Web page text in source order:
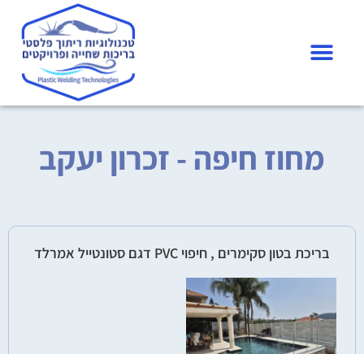
מחוז חיפה - זכרון יעקב
בריכת בטון סקימרים , חיפוי PVC דגם סטונטייל אמרלד